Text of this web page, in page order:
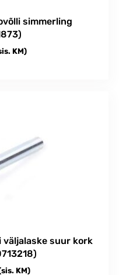
simmerling
KM)
suur kork
KM)